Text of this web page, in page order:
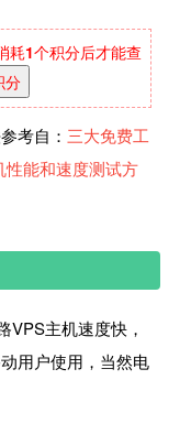
耗1个积分后才能查
分
考自： 三大免费工
能和速度测试方
VPS主机速度快，
用户使用，当然电